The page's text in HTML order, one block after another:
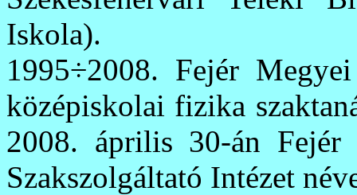
Iskola).
1995÷2008. Fejér
középiskolai fizika
2008. április 30-án Fejér
Szakszolgáltató Intézet